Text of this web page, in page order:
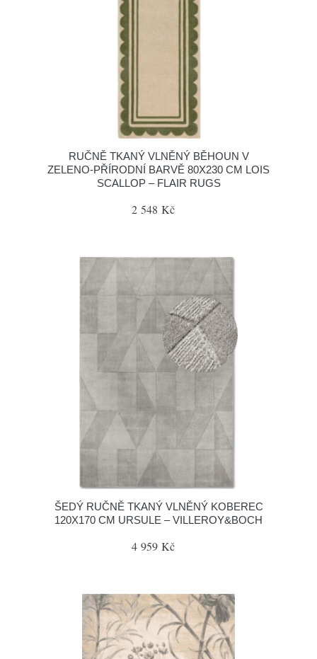
RUČNĚ TKANÝ VLNĚNÝ BĚHOUN V
ZELENO-PŘÍRODNÍ BARVĚ 80X230 CM LOIS
SCALLOP – FLAIR RUGS
2 548 Kč
ŠEDÝ RUČNĚ TKANÝ VLNĚNÝ KOBEREC
120X170 CM URSULE – VILLEROY&BOCH
4 959 Kč